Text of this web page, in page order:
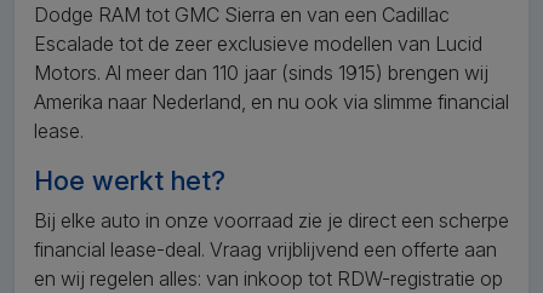
Dodge RAM tot GMC Sierra en van een Cadillac
Escalade tot de zeer exclusieve modellen van Lucid
Motors. Al meer dan 110 jaar (sinds 1915) brengen wij
Amerika naar Nederland, en nu ook via slimme financial
lease.
Hoe werkt het?
Bij elke auto in onze voorraad zie je direct een scherpe
financial lease-deal. Vraag vrijblijvend een offerte aan
en wij regelen alles: van inkoop tot RDW-registratie op